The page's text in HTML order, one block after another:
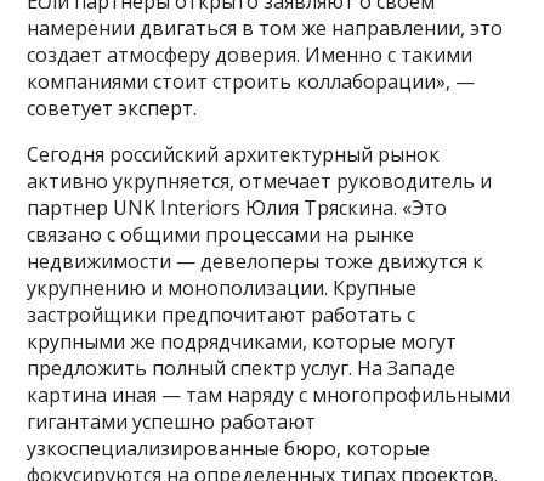
намерении двигаться в том же направлении, это
создает атмосферу доверия. Именно с такими
компаниями стоит строить коллаборации», —
советует эксперт.
Сегодня российский архитектурный рынок
активно укрупняется, отмечает руководитель и
партнер UNK Interiors Юлия Тряскина. «Это
связано с общими процессами на рынке
недвижимости — девелоперы тоже движутся к
укрупнению и монополизации. Крупные
застройщики предпочитают работать с
крупными же подрядчиками, которые могут
предложить полный спектр услуг. На Западе
картина иная — там наряду с многопрофильными
гигантами успешно работают
узкоспециализированные бюро, которые
фокусируются на определенных типах проектов.